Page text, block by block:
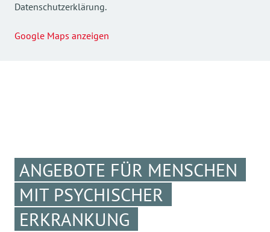
Datenschutzerklärung.
Google Maps anzeigen
ANGEBOTE FÜR MENSCHEN
MIT PSYCHISCHER
ERKRANKUNG